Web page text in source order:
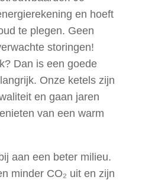
en hoeft
te plegen. Geen
storingen!
Dan is een goede
Onze ketels zijn
en gaan jaren
van een warm
aan een beter milieu.
minder CO₂ uit en zijn